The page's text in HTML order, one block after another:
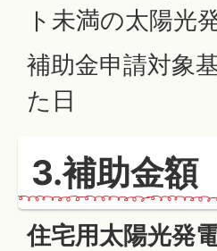
ト未満の太陽光
補助金申請対象
た日
3.補助金額
住宅用太陽光発